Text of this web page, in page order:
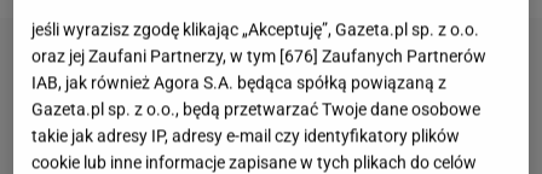
jeśli wyrazisz zgodę klikając „Akceptuję”, Gazeta.pl sp. z o.o.
oraz jej Zaufani Partnerzy, w tym [676] Zaufanych Partnerów
IAB, jak również Agora S.A. będąca spółką powiązaną z
Gazeta.pl sp. z o.o., będą przetwarzać Twoje dane osobowe
takie jak adresy IP, adresy e-mail czy identyfikatory plików
cookie lub inne informacje zapisane w tych plikach do celów